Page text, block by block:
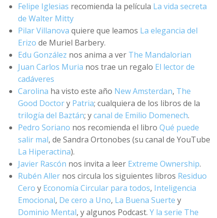
Felipe Iglesias recomienda la película La vida secreta
de Walter Mitty
Pilar Villanova quiere que leamos La elegancia del
Erizo de Muriel Barbery.
Edu González nos anima a ver The Mandalorian
Juan Carlos Muria nos trae un regalo El lector de
cadáveres
Carolina ha visto este año New Amsterdan, The
Good Doctory Patria; cualquiera de los libros de la
trilogía del Baztán; ycanal de Emilio Domenech.
Pedro Soriano nos recomienda el libroQué puede
salir mal, de Sandra Ortonobes (su canal de YouTube
La Hiperactina).
Javier Rascón nos invita a leer Extreme Ownership.
Rubén Aller nos circula los siguientes libros Residuo
Cero y Economía Circular para todos, Inteligencia
Emocional, De cero a Uno, La Buena Suerte y
Dominio Mental, y algunos Podcast.Y la serie The